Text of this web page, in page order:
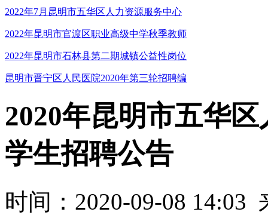
2022年7月昆明市五华区人力资源服务中心
2022年昆明市官渡区职业高级中学秋季教师
2022年昆明市石林县第二期城镇公益性岗位
昆明市晋宁区人民医院2020年第三轮招聘编
2020年昆明市五华
学生招聘公告
时间：2020-09-08 14:03